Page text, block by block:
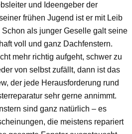
und Ideengeber der
frühen Jugend ist er mit Leib
als junger Geselle galt seine
voll und ganz Dachfenstern.
mehr richtig aufgeht, schwer zu
von selbst zufällt, dann ist das
der jede Herausforderung rund
sehr gerne annimmt.
sind ganz natürlich – es
die meistens repariert